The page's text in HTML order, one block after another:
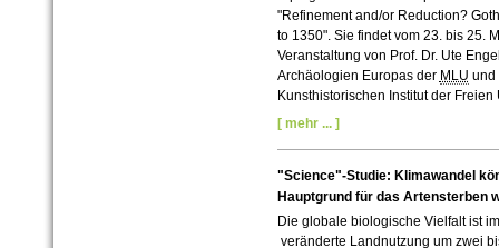
"Refinement and/or Reduction?
to 1350". Sie findet vom 23. bis 25.
Veranstaltung von Prof. Dr. Ute
Archäologien Europas der MLU und
Kunsthistorischen Institut der
[ mehr ... ]
"Science"-Studie: Klimawandel
Hauptgrund für das Artensterben
Die globale biologische Vielfalt ist
veränderte Landnutzung um zwei